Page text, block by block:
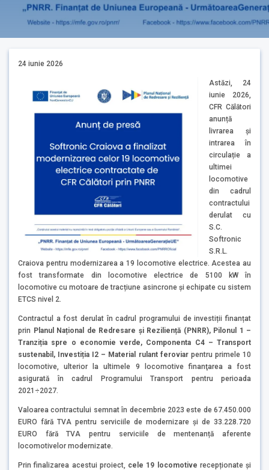
24 iunie 2026
Astăzi, 24
iunie 2026,
CFR Călători
anunță
livrarea și
intrarea în
circulație a
ultimei
locomotive
din cadrul
contractului
derulat cu
S.C.
Softronic
S.R.L.
Craiova pentru modernizarea a 19 locomotive electrice. Acestea au
fost transformate din locomotive electrice de 5100 kW în
locomotive cu motoare de tracțiune asincrone și echipate cu sistem
ETCS nivel 2.
Contractul a fost derulat în cadrul programului de investiții finanțat
prin Planul Național de Redresare și Reziliență (PNRR), Pilonul 1 –
Tranziția spre o economie verde, Componenta C4 – Transport
sustenabil, Investiția I2 – Material rulant feroviarpentru primele 10
locomotive, ulterior la ultimele 9 locomotive finanţarea a fost
asigurată în cadrul Programului Transport pentru perioada
2021÷2027.
Valoarea contractului semnat în decembrie 2023 este de 67.450.000
EURO fără TVA pentru serviciile de modernizare și de 33.228.720
EURO fără TVA pentru serviciile de mentenanță aferente
locomotivelor modernizate.
Prin finalizarea acestui proiect, cele 19 locomotive recepționate și